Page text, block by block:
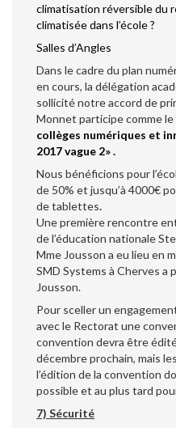
climatisation réversible du
climatisée dans l’école ?
Salles d’Angles
Dans le cadre du plan
en cours, la délégation
sollicité notre accord de
Monnet participe comme
collèges numériques et
2017 vague 2» .
Nous bénéficions pour
de 50% et jusqu’à 4000€
de tablettes.
Une première rencontre
de l’éducation nationale
Mme Jousson a eu lieu en
SMD Systems à Cherves a
Jousson.
Pour sceller un
avec le Rectorat une
convention devra être
décembre prochain, mais
l’édition de la convention
possible et au plus tard
7) Sécurité